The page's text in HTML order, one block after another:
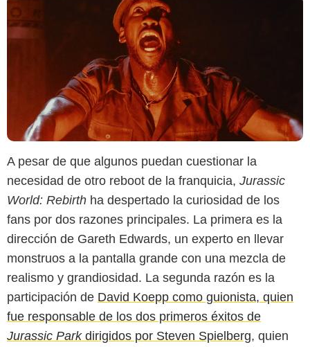
A pesar de que algunos puedan cuestionar la
necesidad de otro reboot de la franquicia, Jurassic
World: Rebirth ha despertado la curiosidad de los
fans por dos razones principales. La primera es la
dirección de Gareth Edwards, un experto en llevar
monstruos a la pantalla grande con una mezcla de
realismo y grandiosidad. La segunda razón es la
participación de David Koepp como guionista, quien
fue responsable de los dos primeros éxitos de
Jurassic Park dirigidos por Steven Spielberg, quien